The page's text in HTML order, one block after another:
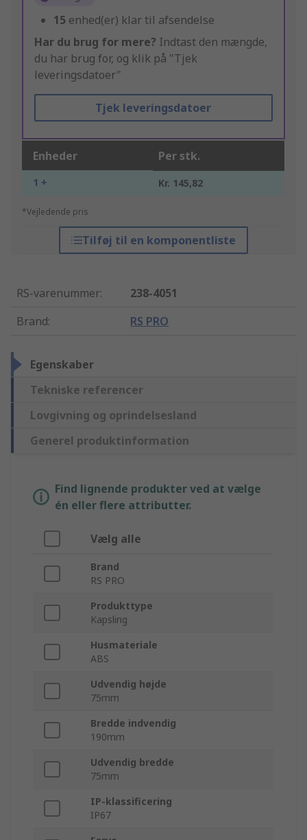
15 enhed(er) klar til afsendelse
Har du brug for mere? Indtast den mængde,
du har brug for, og klik på "Tjek
leveringsdatoer"
Tjek leveringsdatoer
Enheder Per stk.
1 + Kr. 145,82
*Vejledende pris
Tilføj til en komponentliste
RS-varenummer:
238-4051
Brand: RS PRO
Egenskaber
Tekniske referencer
Lovgivning og oprindelsesland
Generel produktinformation
Find lignende produkter ved at vælge
én eller flere attributter.
Vælg alle
Brand
RS PRO
Produkttype
Kapsling
Husmateriale
ABS
Udvendig højde
75mm
Bredde indvendig
190mm
Udvendig bredde
75mm
IP-klassificering
IP67